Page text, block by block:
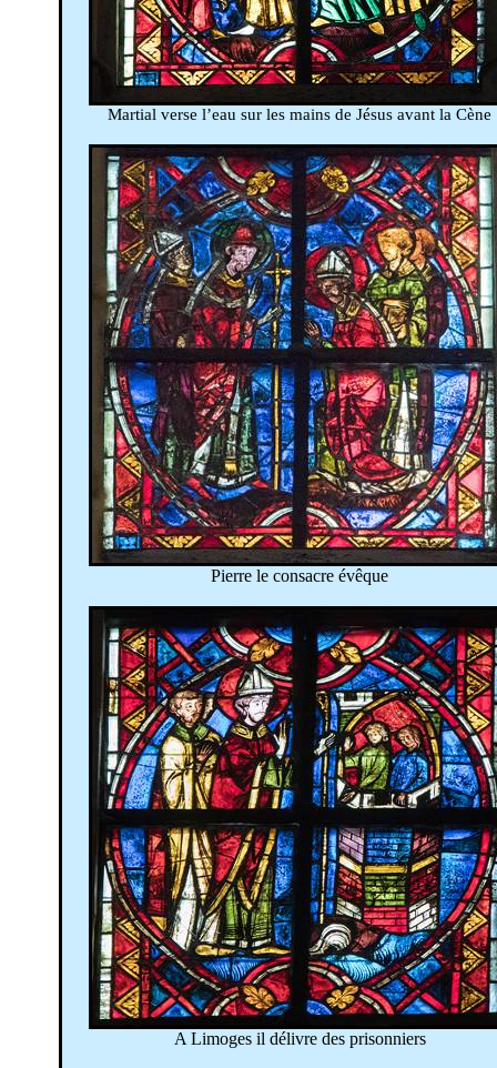
Martial verse l’eau sur les mains de Jésus avant la Cène
Pierre le consacre évêque
A Limoges il délivre des prisonniers